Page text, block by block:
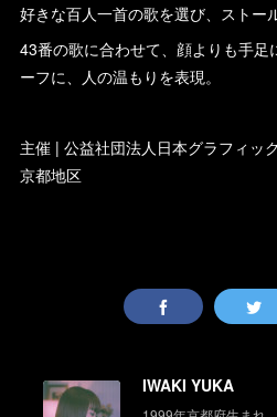
好きな百人一首の歌を選び、ストー
43番の歌に合わせて、顔よりも手足
ーフに、人の温もりを表現。
主催 | 公益社団法人日本グラフィッ
京都地区
IWAKI YUKA